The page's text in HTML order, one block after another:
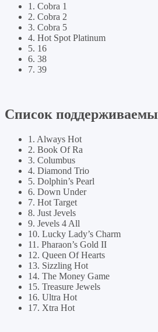
1. Cobra 1
2. Cobra 2
3. Cobra 5
4. Hot Spot Platinum
5. 16
6. 38
7. 39
Список
1. Always Hot
2. Book Of Ra
3. Columbus
4. Diamond Trio
5. Dolphin’s Pearl
6. Down Under
7. Hot Target
8. Just Jevels
9. Jevels 4 All
10. Lucky Lady’s Charm
11. Pharaon’s Gold II
12. Queen Of Hearts
13. Sizzling Hot
14. The Money Game
15. Treasure Jewels
16. Ultra Hot
17. Xtra Hot